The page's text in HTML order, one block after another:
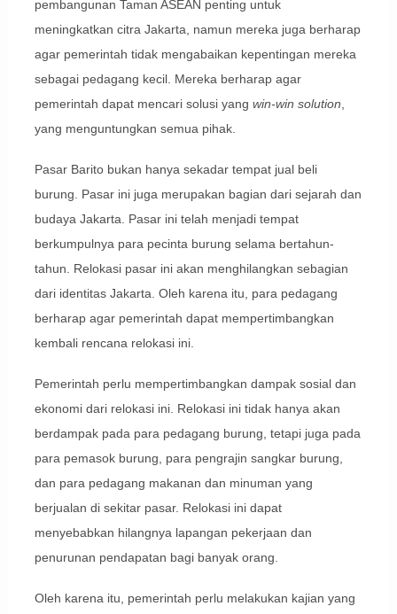
pembangunan Taman ASEAN penting untuk
meningkatkan citra Jakarta, namun mereka juga berharap
agar pemerintah tidak mengabaikan kepentingan mereka
sebagai pedagang kecil. Mereka berharap agar
pemerintah dapat mencari solusi yang win-win solution
yang menguntungkan semua pihak.
Pasar Barito bukan hanya sekadar tempat jual beli
burung. Pasar ini juga merupakan bagian dari sejarah dan
budaya Jakarta. Pasar ini telah menjadi tempat
berkumpulnya para pecinta burung selama bertahun-
tahun. Relokasi pasar ini akan menghilangkan sebagian
dari identitas Jakarta. Oleh karena itu, para pedagang
berharap agar pemerintah dapat mempertimbangkan
kembali rencana relokasi ini.
Pemerintah perlu mempertimbangkan dampak sosial dan
ekonomi dari relokasi ini. Relokasi ini tidak hanya akan
berdampak pada para pedagang burung, tetapi juga pada
para pemasok burung, para pengrajin sangkar burung,
dan para pedagang makanan dan minuman yang
berjualan di sekitar pasar. Relokasi ini dapat
menyebabkan hilangnya lapangan pekerjaan dan
penurunan pendapatan bagi banyak orang.
Oleh karena itu, pemerintah perlu melakukan kajian yang